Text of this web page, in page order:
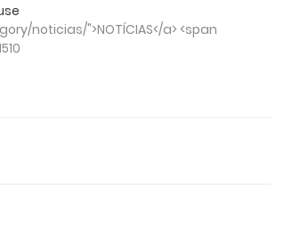
noticias/">NOTÍCIAS</a> <span